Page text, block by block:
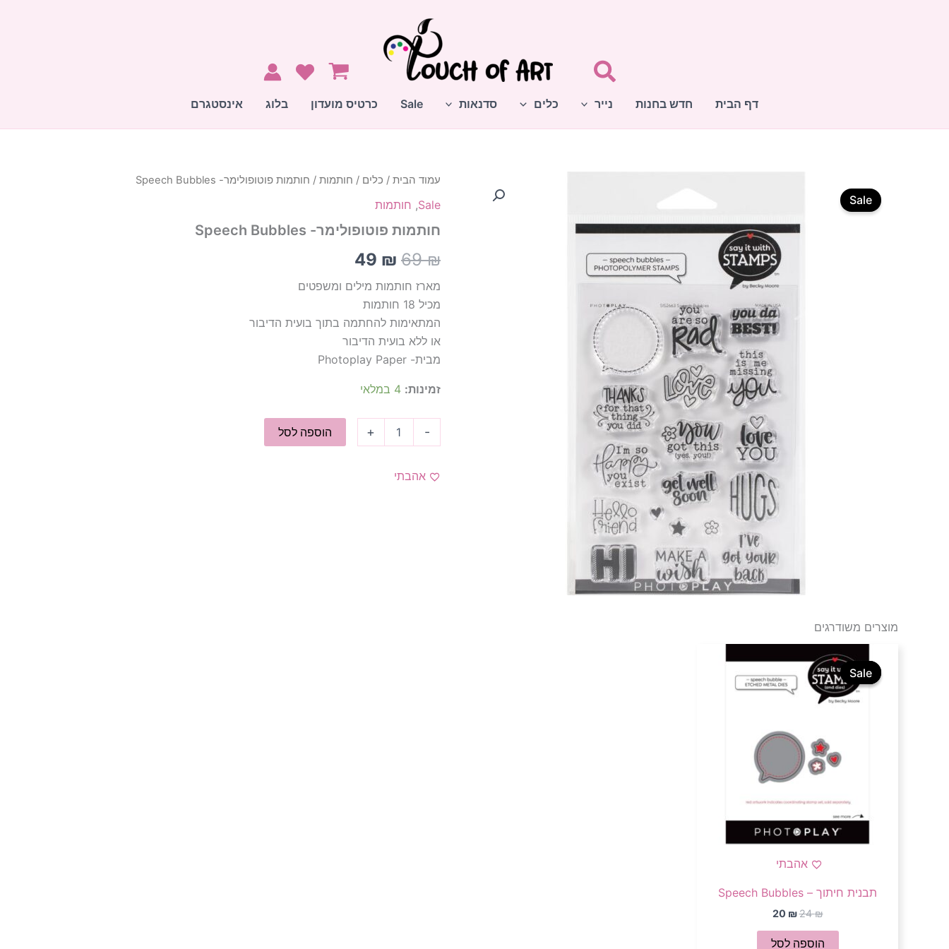
דף הבית חדש בחנות נייר כלים סדנאות Sale כרטיס מועדון בלוג אינסטגרם
Sale
עמוד הבית / כלים / חותמות / חותמות פוטופולימר- Speech Bubbles
Sale
, חותמות
חותמות פוטופולימר- Speech Bubbles
69₪
המחיר
המקורי
היה:
69 ₪.
49 ₪
המחיר
הוא:
מארז חותמות מילים ומשפטים
מכיל 18 חותמות
המתאימות להחתמה בתוך בועית הדיבור
או ללא בועית הדיבור
מבית- Photoplay Paper
זמינות: 4 במלאי
-
חותמות
+ הוספה לסל
אהבתי
מוצרים משודרגים
Sale
אהבתי
Sale
תבנית חיתוך – Speech Bubbles
24₪
המקורי
היה:
24 ₪.
20 ₪
הנוכחי
הוא:
20 ₪.
הוספה לסל